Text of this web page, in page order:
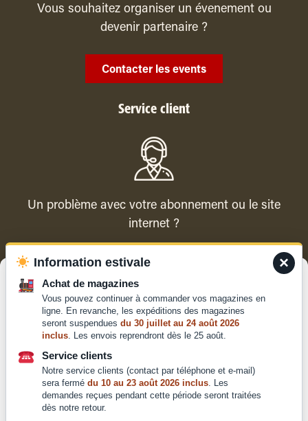
Pour offrir les meilleures expériences, nous utilisons des technologies
telles que les cookies pour stocker et/ou accéder aux informations des
appareils. Le fait de consentir à ces technologies nous permettra de
traiter des données telles que le comportement de navigation ou les ID
uniques sur ce site. Le fait de ne pas consentir ou de retirer son
consentement peut avoir un effet négatif sur certaines caractéristiques
et fonctions.
Vous souhaitez organiser un évenement ou
devenir partenaire ?
Contacter les events
Service client
Un problème avec votre abonnement ou le site
internet ?
Contacter le service client
Mentions légales
Conditions générales de
vente et d'utilisation
×
Information estivale
Achat de magazines
Vous pouvez continuer à commander vos magazines en
ligne. En revanche, les expéditions des magazines
seront suspendues du 30 juillet au 24 août 2026
inclus. Les envois reprendront dès le 25 août.
Service clients
Notre service clients (contact par téléphone et e-mail)
sera fermé du 10 au 23 août 2026 inclus. Les
demandes reçues pendant cette période seront traitées
dès notre retour.